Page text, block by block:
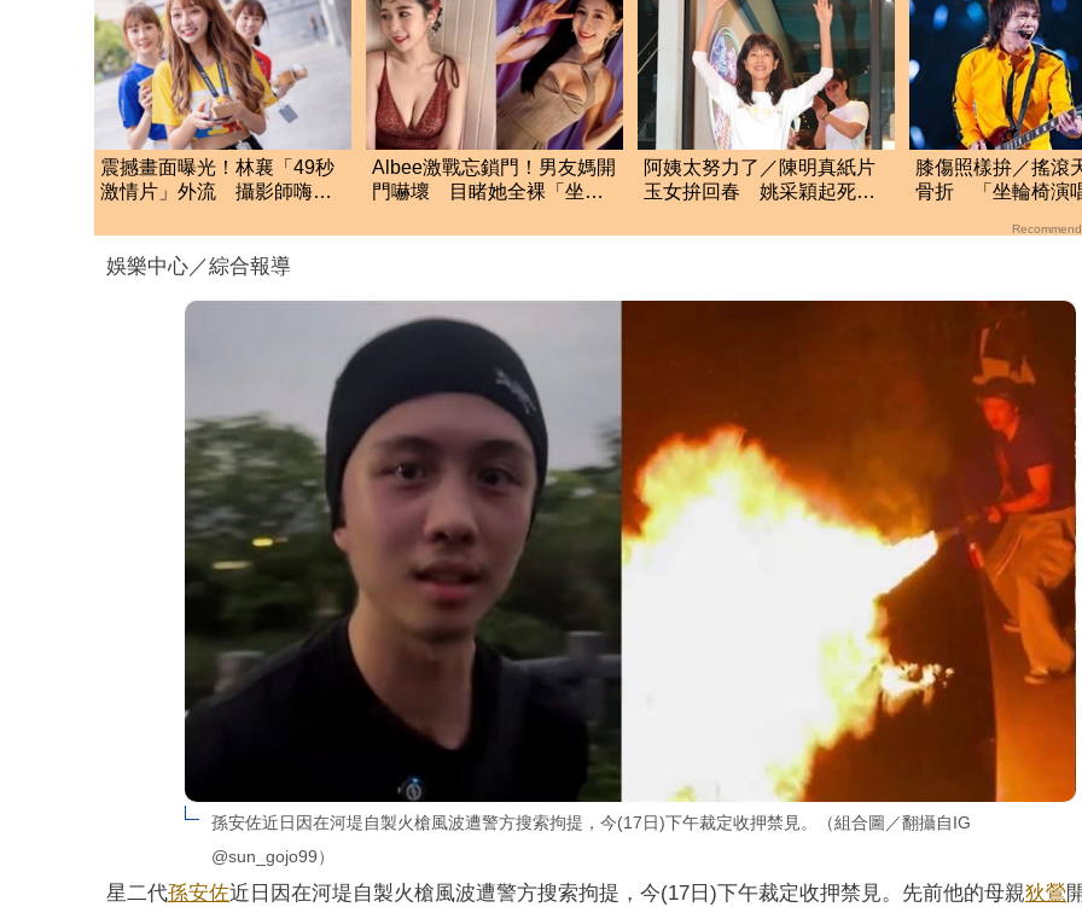
震撼畫面曝光！林襄「49秒
激情片」外流 攝影師嗨到
Albee激戰忘鎖門！男友媽開
門嚇壞 目睹她全裸「坐她
阿姨太努力了／陳明真紙片
玉女拚回春 姚采穎起死回
膝傷照樣拚／搖滾
骨折 「坐輪椅演
娛樂中心／綜合報導
孫安佐近日因在河堤自製火槍風波遭警方搜索拘提，今(17日)下午裁定收押禁見。（組合圖／翻攝自IG
@sun_gojo99）
星二代孫安佐近日因在河堤自製火槍風波遭警方搜索拘提，今(17日)下午裁定收押禁見。先前他的母親狄鶯